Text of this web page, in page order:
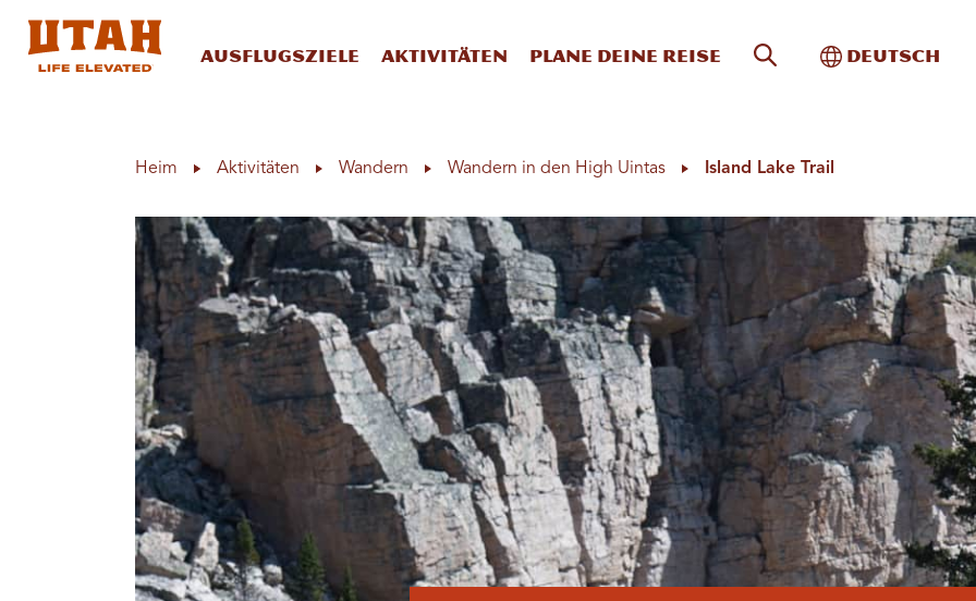
Ausflugsziele Aktivitäten Plane deine Reise Website-Suche
Toggle
Deutsch
Heim Aktivitäten Wandern Wandern in den High Uintas Island Lake Trail